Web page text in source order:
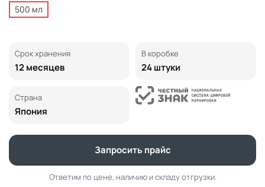
500 мл
Срок хранения
12 месяцев
В коробке
24 штуки
Страна
Япония
Запросить прайс
Ответим по цене, наличию и складу отгрузки.